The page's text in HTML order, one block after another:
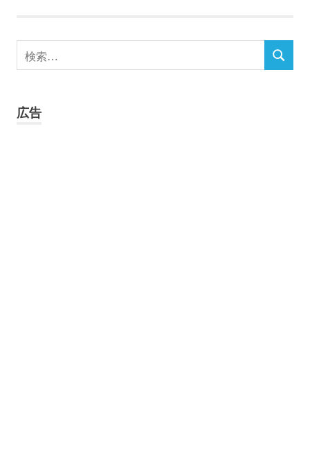
検
索
検
広告